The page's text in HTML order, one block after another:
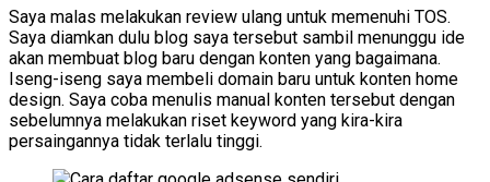
Saya malas melakukan review ulang untuk memenuhi TOS.
Saya diamkan dulu blog saya tersebut sambil menunggu ide
akan membuat blog baru dengan konten yang bagaimana.
Iseng-iseng saya membeli domain baru untuk konten home
design. Saya coba menulis manual konten tersebut dengan
sebelumnya melakukan riset keyword yang kira-kira
persaingannya tidak terlalu tinggi.